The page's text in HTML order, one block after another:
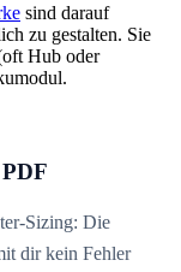
sind darauf
zu gestalten. Sie
Hub oder
Sizing: Die
dir kein Fehler